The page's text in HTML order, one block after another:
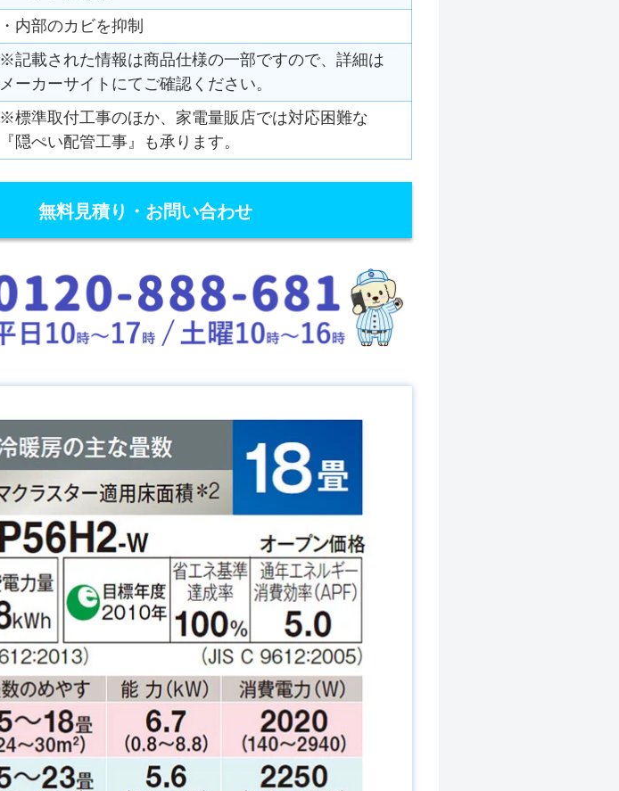
・内部のカビを抑制
※記載された情報は商品仕様の一部ですので、詳細は
メーカーサイトにてご確認ください。
※標準取付工事のほか、家電量販店では対応困難な
『隠ぺい配管工事』も承ります。
無料見積り・お問い合わせ